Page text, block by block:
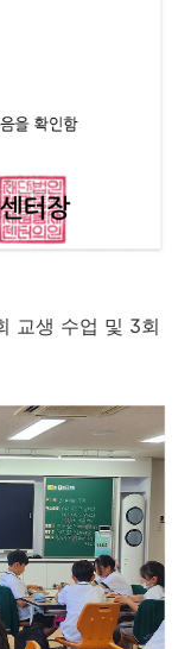
교생 수업 및 3회